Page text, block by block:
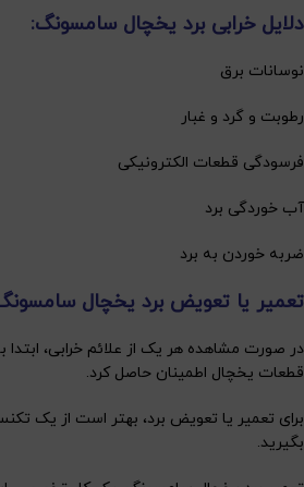
دلایل خرابی برد یخچال سامسونگ:
نوسانات برق
رطوبت و گرد و غبار
فرسودگی قطعات الکترونیکی
آب خوردگی برد
ضربه خوردن به برد
تعمیر یا تعویض برد یخچال
در صورت مشاهده هر یک از علائم خرابی، ابتدا
قطعات یخچال اطمینان حاصل کرد.
برای تعمیر یا تعویض برد، بهتر است از یک
بگیرید.